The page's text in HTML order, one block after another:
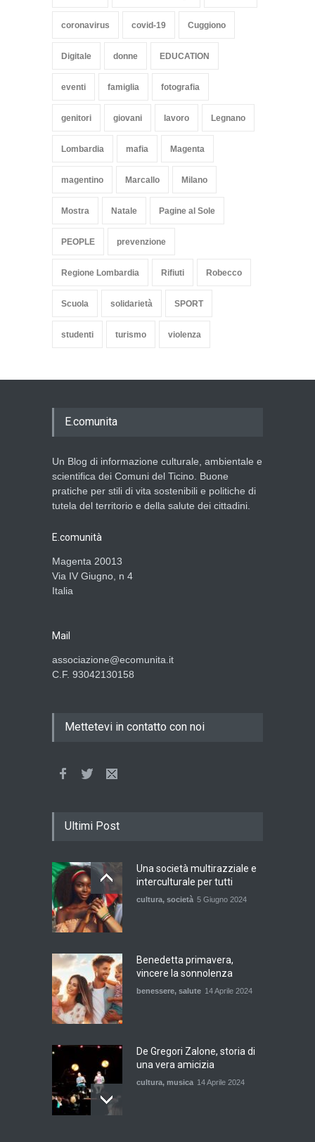
coronavirus covid-19 Cuggiono
Digitale donne EDUCATION
eventi famiglia fotografia
genitori giovani lavoro Legnano
Lombardia mafia Magenta
magentino Marcallo Milano
Mostra Natale Pagine al Sole
PEOPLE prevenzione
Regione Lombardia Rifiuti Robecco
Scuola solidarietà SPORT
studenti turismo violenza
E.comunita
Un Blog di informazione culturale, ambientale e
scientifica dei Comuni del Ticino. Buone
pratiche per stili di vita sostenibili e politiche di
tutela del territorio e della salute dei cittadini.
E.comunità
Magenta 20013
Via IV Giugno, n 4
Italia
Mail
associazione@ecomunita.it
C.F. 93042130158
Mettetevi in contatto con noi
Ultimi Post
Una società multirazziale e
interculturale per tutti
cultura, società 5 Giugno 2024
Benedetta primavera,
vincere la sonnolenza
benessere, salute 14 Aprile 2024
De Gregori Zalone, storia di
una vera amicizia
cultura, musica 14 Aprile 2024